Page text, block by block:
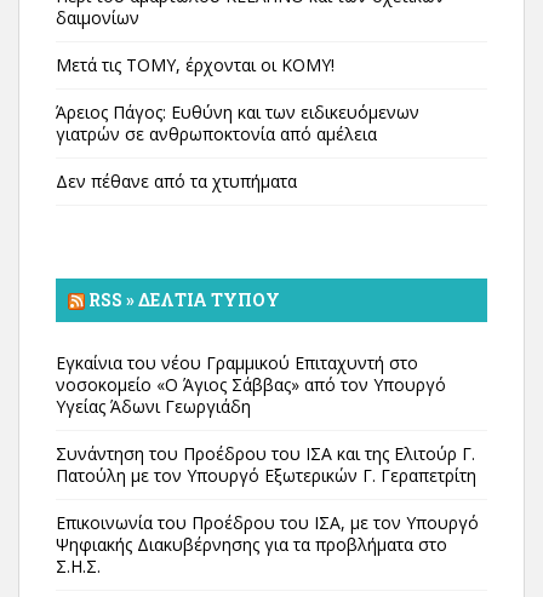
δαιμονίων
Μετά τις ΤΟΜΥ, έρχονται οι ΚΟΜΥ!
Άρειος Πάγος: Ευθύνη και των ειδικευόμενων
γιατρών σε ανθρωποκτονία από αμέλεια
Δεν πέθανε από τα χτυπήματα
RSS » ΔΕΛΤΊΑ ΤΎΠΟΥ
Εγκαίνια του νέου Γραμμικού Επιταχυντή στο
νοσοκομείο «Ο Άγιος Σάββας» από τον Υπουργό
Υγείας Άδωνι Γεωργιάδη
Συνάντηση του Προέδρου του ΙΣΑ και της Ελιτούρ Γ.
Πατούλη με τον Υπουργό Εξωτερικών Γ. Γεραπετρίτη
Επικοινωνία του Προέδρου του ΙΣΑ, με τον Υπουργό
Ψηφιακής Διακυβέρνησης για τα προβλήματα στο
Σ.Η.Σ.